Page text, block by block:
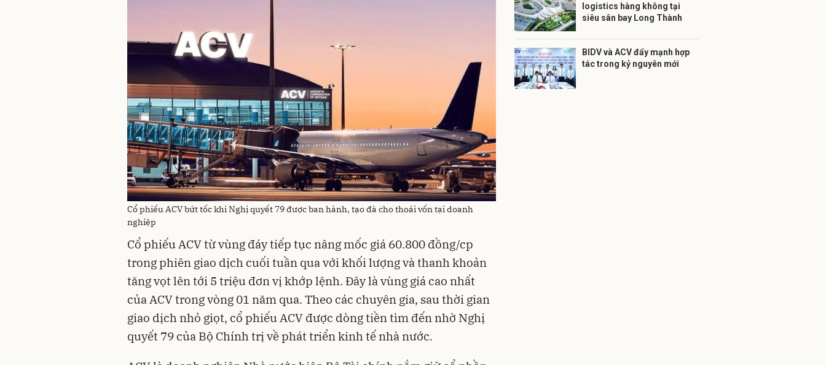
Cổ phiếu ACV bứt tốc khi Nghị quyết 79 được ban hành, tạo đà cho thoái vốn tại doanh
nghiệp
Cổ phiếu ACV từ vùng đáy tiếp tục nâng mốc giá 60.800 đồng/cp
trong phiên giao dịch cuối tuần qua với khối lượng và thanh khoản
tăng vọt lên tới 5 triệu đơn vị khớp lệnh. Đây là vùng giá cao nhất
của ACV trong vòng 01 năm qua. Theo các chuyên gia, sau thời gian
giao dịch nhỏ giọt, cổ phiếu ACV được dòng tiền tìm đến nhờ Nghị
quyết 79 của Bộ Chính trị về phát triển kinh tế nhà nước.
logistics hàng không tại
siêu sân bay Long Thành
BIDV và ACV đẩy mạnh hợp
tác trong kỷ nguyên mới